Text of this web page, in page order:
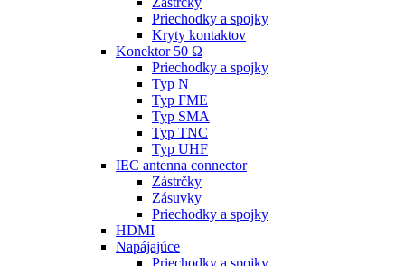
Priechodky a spojky
Kryty kontaktov
Konektor 50 Ω
Priechodky a spojky
Typ N
Typ FME
Typ SMA
Typ TNC
Typ UHF
IEC antenna connector
Zástrčky
Zásuvky
Priechodky a spojky
HDMI
Napájajúce